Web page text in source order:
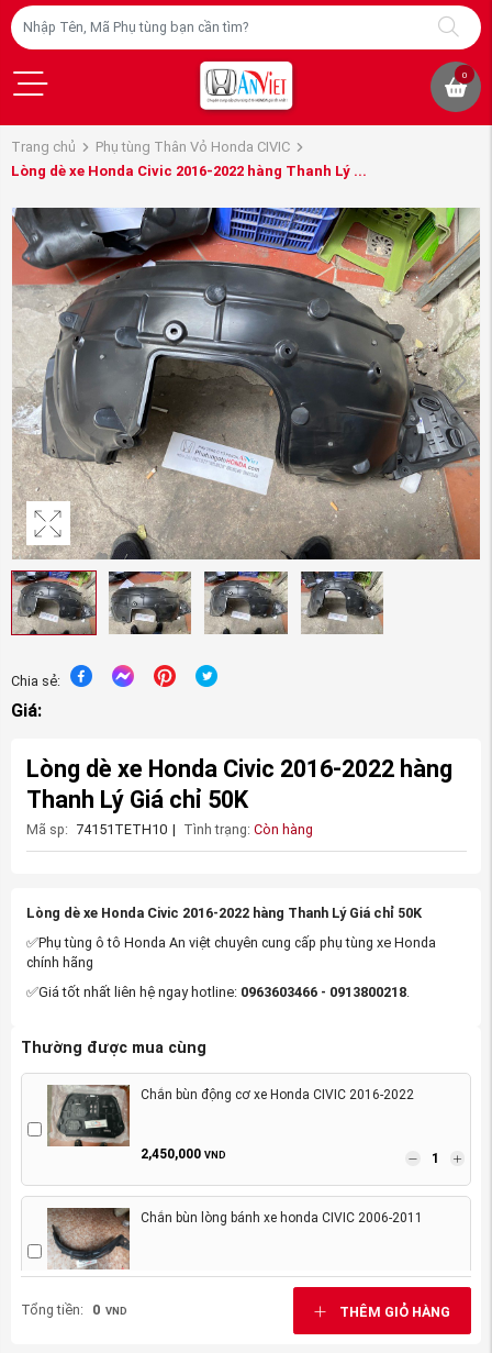
0
Trang chủ
Phụ tùng Thân Vỏ Honda CIVIC
Lòng dè xe Honda Civic 2016-2022 hàng Thanh Lý ...
Chia sẻ:
Giá:
Lòng dè xe Honda Civic 2016-2022 hàng
Thanh Lý Giá chỉ 50K
Mã sp: 74151TETH10 | Tình trạng: Còn hàng
Lòng dè xe Honda Civic 2016-2022 hàng Thanh Lý Giá chỉ 50K
✅Phụ tùng ô tô Honda An việt chuyên cung cấp phụ tùng xe Honda
chính hãng
✅Giá tốt nhất liên hệ ngay hotline: 0963603466 - 0913800218.
Thường được mua cùng
Chắn bùn động cơ xe Honda CIVIC 2016-2022
2,450,000 VND
Chắn bùn lòng bánh xe honda CIVIC 2006-2011
950,000 VND
Tổng tiền: 0 VND THÊM GIỎ HÀNG